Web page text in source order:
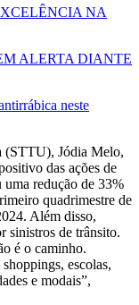
NA
ALERTA DIANTE
neste
(STTU), Jódia Melo,
das ações de
redução de 33%
quadrimestre de
Além disso,
sinistros de trânsito.
é o caminho.
escolas,
e modais”,